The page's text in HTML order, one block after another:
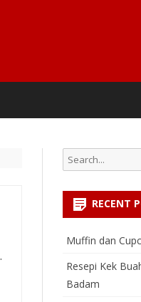
Search
for:
RECENT
Muffin dan
Resepi Kek
Badam